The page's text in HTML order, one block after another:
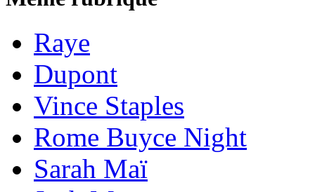
Raye
Dupont
Vince Staples
Rome Buyce Night
Sarah Maï